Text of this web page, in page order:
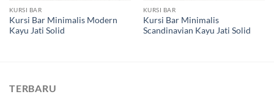
KURSI BAR
Kursi Bar Minimalis Modern
Kayu Jati Solid
KURSI BAR
Kursi Bar Minimalis
Scandinavian Kayu Jati Solid
TERBARU